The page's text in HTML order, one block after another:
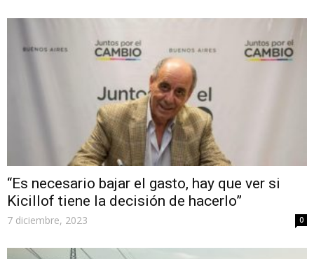
“Es necesario bajar el gasto, hay que ver si
Kicillof tiene la decisión de hacerlo”
7 diciembre, 2023 0